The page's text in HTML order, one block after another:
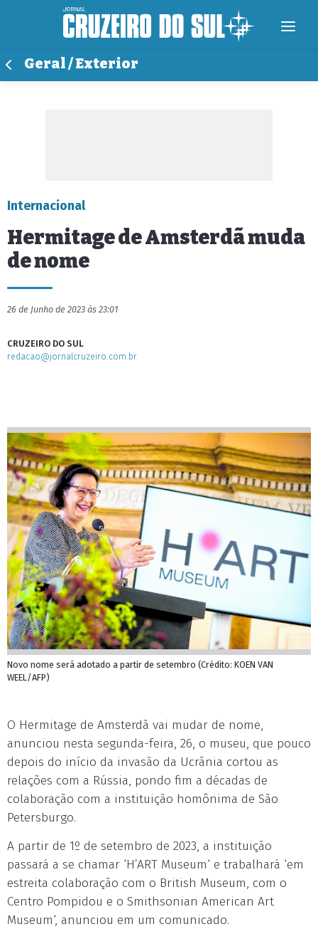
Geral / Exterior
Internacional
Hermitage de Amsterdã muda
de nome
26 de Junho de 2023 às 23:01
CRUZEIRO DO SUL
redacao@jornalcruzeiro.com.br
Novo nome será adotado a partir de setembro (Crédito: KOEN VAN
WEEL/AFP)
O Hermitage de Amsterdã vai mudar de nome,
anunciou nesta segunda-feira, 26, o museu, que pouco
depois do início da invasão da Ucrânia cortou as
relações com a Rússia, pondo fim a décadas de
colaboração com a instituição homônima de São
Petersburgo.
A partir de 1º de setembro de 2023, a instituição
passará a se chamar ‘H’ART Museum‘ e trabalhará ‘em
estreita colaboração com o British Museum, com o
Centro Pompidou e o Smithsonian American Art
Museum‘, anunciou em um comunicado.